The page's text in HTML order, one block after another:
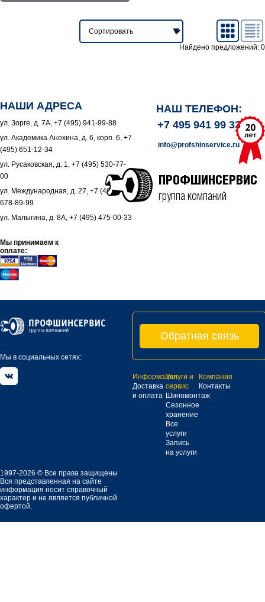
Найдено предложений: 0
НАШИ АДРЕСА
ул. Зорге, д. 7А, +7 (495) 941-99-88
ул. Академика Анохина, д. 6, корп. 6, +7
(495) 651-12-34
ул. Русаковская, д. 1, +7 (495) 530-77-
00
ул. Международная, д. 27, +7 (495)
678-89-99
ул. Малыгина, д. 8А, +7 (495) 475-00-33
Мы принимаем к
оплате:
НАШ ТЕЛЕФОН:
+7 495 941 99 33
info@profshinservice.ru
ПРОФШИНСЕРВИС
группа компаний
Мы в социальных сетях:
Обратная связь
Информация
Доставка
и оплата
Услуги и
сервис
Шиномонтаж
Сезонное
хранение
Все
услуги
Запись
на услуги
Компания
Контакты
1997-2026 © Все права защищены
Вся представленная на сайте
информация носит справочный
характер и не является публичной
офертой.